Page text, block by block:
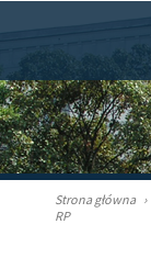
Strona główna ›
RP